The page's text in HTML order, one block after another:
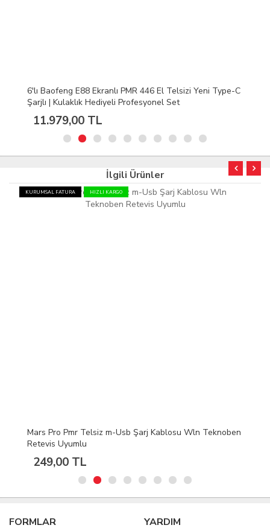
6'lı Baofeng E88 Ekranlı PMR 446 El Telsizi Yeni Type-C
Şarjlı | Kulaklık Hediyeli Profesyonel Set
11.979,00 TL
İlgili Ürünler
KURUMSAL FATURA HIZLI KARGO
Mars Pro Pmr Telsiz m-Usb Şarj Kablosu Wln Teknoben
Retevis Uyumlu
249,00 TL
FORMLAR YARDIM